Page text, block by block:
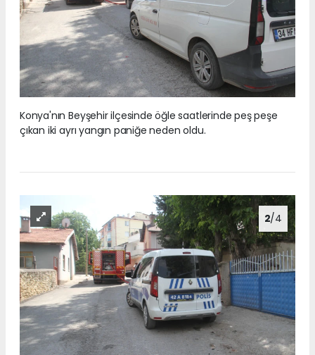
Konya'nın Beyşehir ilçesinde öğle saatlerinde peş peşe
çıkan iki ayrı yangın paniğe neden oldu.
2/4